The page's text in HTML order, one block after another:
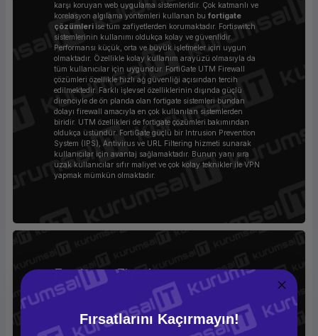
karşı koruyan web uygulama sistemleridir. Çok katmanlı ve
korelasyon algılama yöntemleri kullanan bu fortigate
çözümleriise tüm zafiyetlerden korumaktadır. Fortiswitch
sistemlerinin kullanımı oldukça kolay ve güvenlidir.
Performansı küçük, orta ve büyük işletmeler için uygun
olmaktadır. Özellikle kolay kullanım arayüzü olmasıyla da
tüm kullanıcılar için uygundur. FortiGate UTM Firewall
çözümleri özellikle hızlı ağ güvenliği açısından tercih
edilmektedir. Farklı işlevsel özelliklerinin dışında güçlü
direnciyle de ön planda olan fortigate sistemleri bundan
dolayı firewall amacıyla en çok kullanılan sistemlerden
biridir. UTM özellikleri de fortigate çözümleri bakımından
oldukça üstündür. FortiGate güçlü bir Intrusion Prevention
System (IPS), Antivirus ve URL Filtering hizmeti sunarak
kullanıcılar için avantaj sağlamaktadır. Bunun yanı sıra
uzak kullanıcılar sıfır maliyet ve çok kolay teknikler ile VPN
yapmak mümkün olmaktadır.
Fortigate Fiyatları
Fortigate fiyatları
tercih edeceğiniz ürün ve modeline göre
değişmektedir. Farklı özellikler ve donanımlar da farklı fiyat
aralıkları ile her ihtiyaca yanıt vermektedir.Fortigate
fiyatları farklı fiyat aralıkları ve bütçeler için de uygundur.
Fırsatlarını Kaçırmayın!